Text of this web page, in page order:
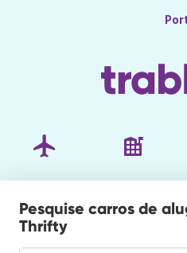
Pesquise carros de
Thrifty